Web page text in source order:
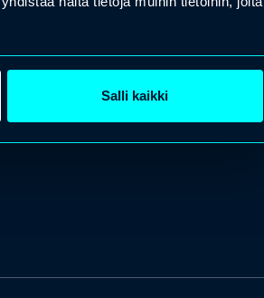
Salli kaikki